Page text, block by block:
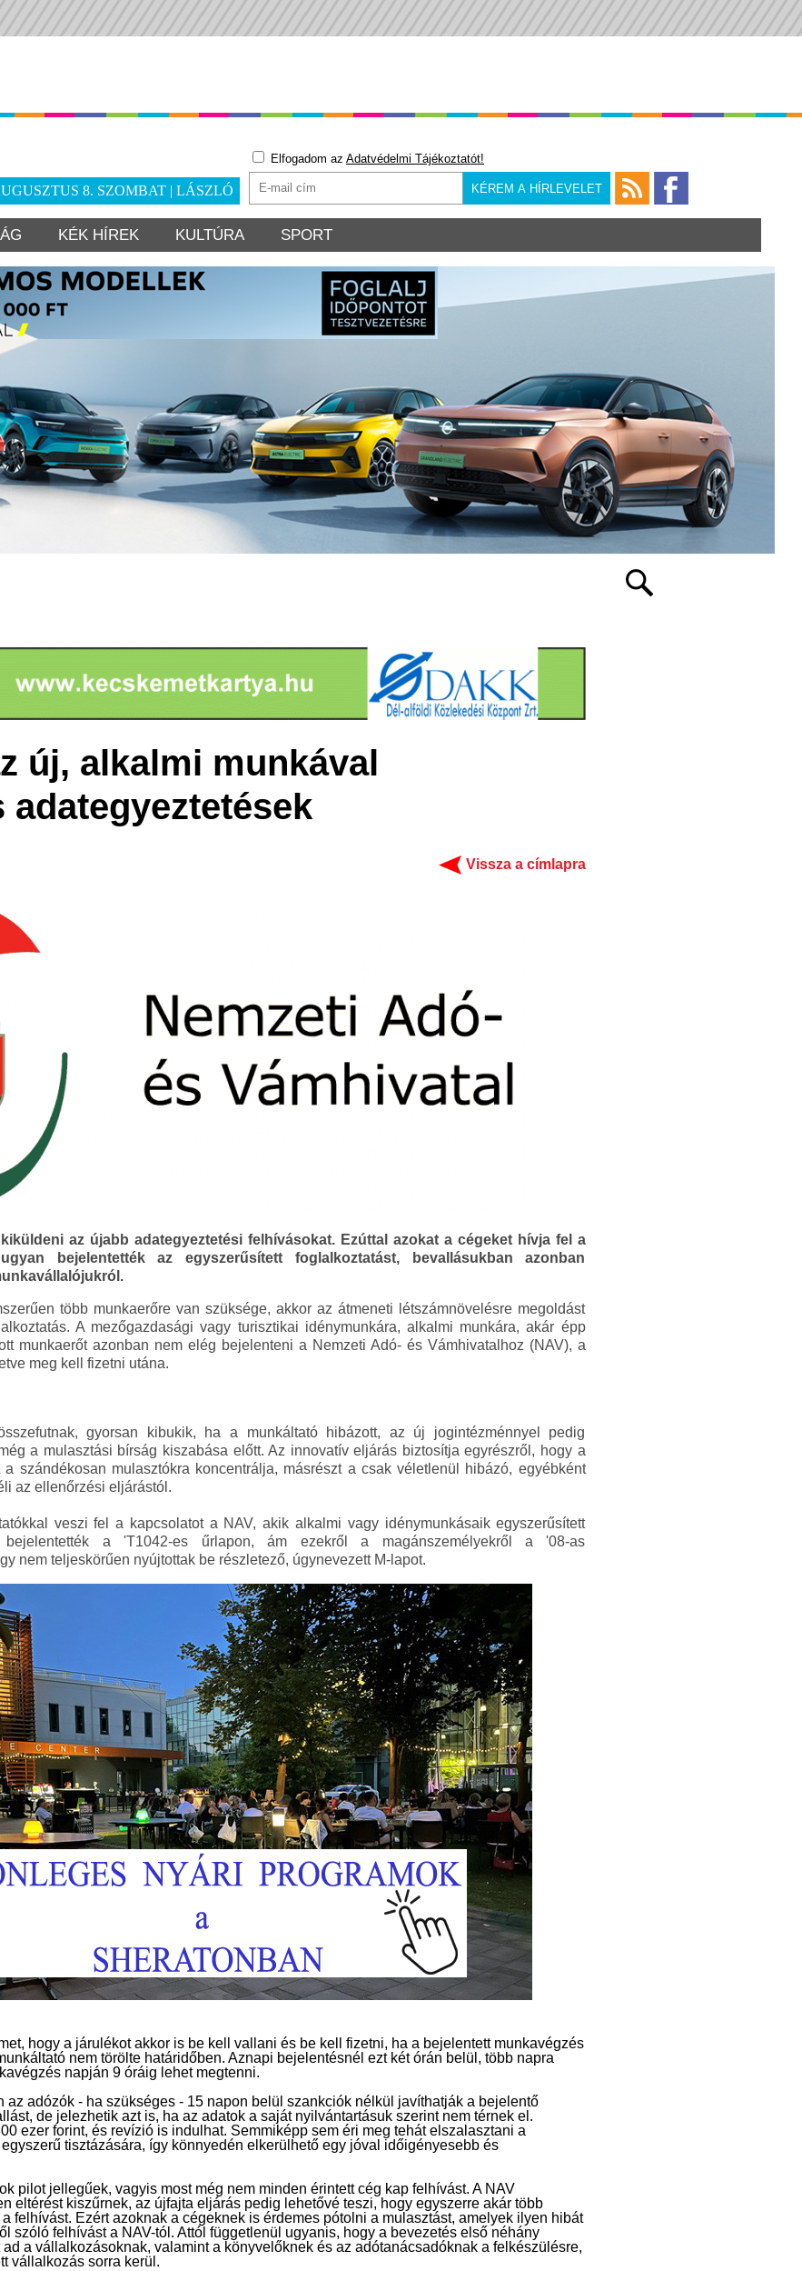
8. SZOMBAT | LÁSZLÓ
Elfogadom az Adatvédelmi Tájékoztatót!
KÉK HÍREK KULTÚRA SPORT
új, alkalmi munkával
adategyeztetések
Vissza a címlapra
az újabb adategyeztetési felhívásokat. Ezúttal azokat a cégeket hívja fel a
bejelentették az egyszerűsített foglalkoztatást, bevallásukban azonban
több munkaerőre van szüksége, akkor az átmeneti létszámnövelésre megoldást
A mezőgazdasági vagy turisztikai idénymunkára, alkalmi munkára, akár épp
munkaerőt azonban nem elég bejelenteni a Nemzeti Adó- és Vámhivatalhoz (NAV), a
meg kell fizetni utána.
gyorsan kibukik, ha a munkáltató hibázott, az új jogintézménnyel pedig
a mulasztási bírság kiszabása előtt. Az innovatív eljárás biztosítja egyrészről, hogy a
szándékosan mulasztókra koncentrálja, másrészt a csak véletlenül hibázó, egyébként
az ellenőrzési eljárástól.
veszi fel a kapcsolatot a NAV, akik alkalmi vagy idénymunkásaik egyszerűsített
bejelentették a 'T1042-es űrlapon, ám ezekről a magánszemélyekről a '08-as
nem teljeskörűen nyújtottak be részletező, úgynevezett M-lapot.
hogy a járulékot akkor is be kell vallani és be kell fizetni, ha a bejelentett munkavégzés
nem törölte határidőben. Aznapi bejelentésnél ezt két órán belül, több napra
napján 9 óráig lehet megtenni.
az adózók - ha szükséges - 15 napon belül szankciók nélkül javíthatják a bejelentő
de jelezhetik azt is, ha az adatok a saját nyilvántartásuk szerint nem térnek el.
ezer forint, és revízió is indulhat. Semmiképp sem éri meg tehát elszalasztani a
tisztázására, így könnyedén elkerülhető egy jóval időigényesebb és
pilot jellegűek, vagyis most még nem minden érintett cég kap felhívást. A NAV
eltérést kiszűrnek, az újfajta eljárás pedig lehetővé teszi, hogy egyszerre akár több
felhívást. Ezért azoknak a cégeknek is érdemes pótolni a mulasztást, amelyek ilyen hibát
szóló felhívást a NAV-tól. Attól függetlenül ugyanis, hogy a bevezetés első néhány
a vállalkozásoknak, valamint a könyvelőknek és az adótanácsadóknak a felkészülésre,
vállalkozás sorra kerül.